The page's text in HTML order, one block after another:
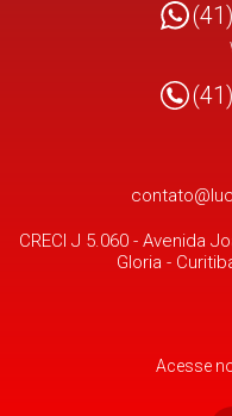
CRECI J 5.060 - Avenida
Gloria -
Acesse